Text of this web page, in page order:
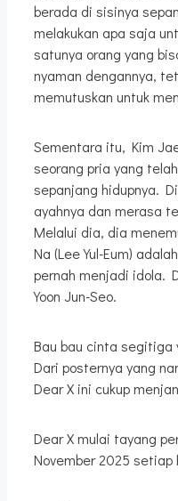
berada di sisinya
melakukan apa saja
satunya orang yang
nyaman dengannya,
memutuskan untuk
Sementara itu, Kim
seorang pria yang
sepanjang hidupnya.
ayahnya dan merasa
Melalui dia, dia
Na (Lee Yul-Eum)
pernah menjadi idola.
Yoon Jun-Seo.
Bau bau cinta segitiga
Dari posternya yang
Dear X ini cukup
Dear X mulai tayang
November 2025 setiap